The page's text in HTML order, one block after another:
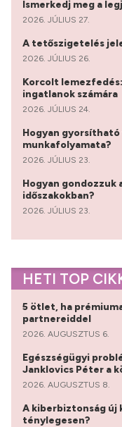
Ismerkedj meg a
2026. JÚLIUS 27.
A tetőszigetelés
2026. JÚLIUS 26.
Korcolt
ingatlanok számára
2026. JÚLIUS 24.
Hogyan
munkafolyamata?
2026. JÚLIUS 23.
Hogyan gondozzuk
időszakokban?
2026. JÚLIUS 23.
HETI TOP
5 ötlet, ha
partnereiddel
2026. AUGUSZTUS 6.
Egészségügyi
Janklovics Péter a
2026. AUGUSZTUS 8.
A kiberbiztonság új
ténylegesen?